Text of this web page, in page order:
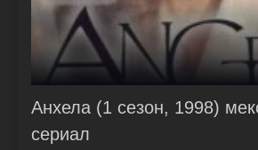
Анхела (1 сезон, 1998)
сериал